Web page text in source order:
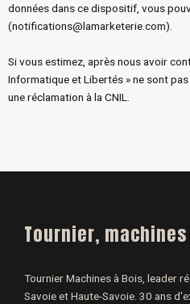
données dans ce dispositif, vous
(notifications@lamarketerie.com).
Si vous estimez, après nous avoir
Informatique et Libertés » ne sont
une réclamation à la CNIL.
Tournier,
Tournier Machines à Bois, leader
Savoie et Haute-Savoie. 30 ans